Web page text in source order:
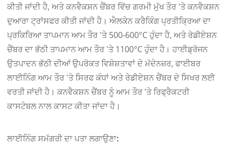
ਕੀਤੀ ਜਾਂਦੀ ਹੈ, ਅਤੇ ਕਨਵੈਕਸ਼ਨ ਚੈਂਬਰ ਵਿੱਚ ਗਰਮੀ ਮੁੱਖ ਤੌਰ 'ਤੇ ਕਨਵੈਕਸ਼ਨ
ਦੁਆਰਾ ਟ੍ਰਾਂਸਫਰ ਕੀਤੀ ਜਾਂਦੀ ਹੈ। ਐਲਕੇਨ ਕਰੈਕਿੰਗ ਪ੍ਰਤੀਕ੍ਰਿਆ ਦਾ
ਪ੍ਰਕਿਰਿਆ ਤਾਪਮਾਨ ਆਮ ਤੌਰ 'ਤੇ 500-600°C ਹੁੰਦਾ ਹੈ, ਅਤੇ ਰੇਡੀਏਸ਼ਨ
ਚੈਂਬਰ ਦਾ ਭੱਠੀ ਤਾਪਮਾਨ ਆਮ ਤੌਰ 'ਤੇ 1100°C ਹੁੰਦਾ ਹੈ। ਹਾਈਡ੍ਰੋਜਨ
ਉਤਪਾਦਨ ਭੱਠੀ ਦੀਆਂ ਉਪਰੋਕਤ ਵਿਸ਼ੇਸ਼ਤਾਵਾਂ ਦੇ ਮੱਦੇਨਜ਼ਰ, ਫਾਈਬਰ
ਲਾਈਨਿੰਗ ਆਮ ਤੌਰ 'ਤੇ ਸਿਰਫ ਕੰਧਾਂ ਅਤੇ ਰੇਡੀਏਸ਼ਨ ਚੈਂਬਰ ਦੇ ਸਿਖਰ ਲਈ
ਵਰਤੀ ਜਾਂਦੀ ਹੈ। ਕਨਵੈਕਸ਼ਨ ਚੈਂਬਰ ਨੂੰ ਆਮ ਤੌਰ 'ਤੇ ਰਿਫ੍ਰੈਕਟਰੀ
ਕਾਸਟੇਬਲ ਨਾਲ ਕਾਸਟ ਕੀਤਾ ਜਾਂਦਾ ਹੈ।
ਲਾਈਨਿੰਗ ਸਮੱਗਰੀ ਦਾ ਪਤਾ ਲਗਾਉਣਾ: